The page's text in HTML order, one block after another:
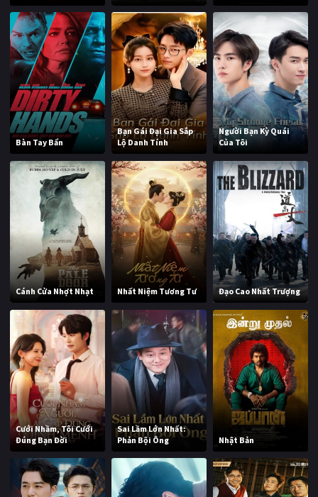
Bàn Tay Bẩn
Bạn Gái Đại Gia Sắp
Lộ Danh Tính
Người Bạn Kỳ Quái
Của Tôi
Cánh Cửa Nhợt Nhạt Nhất Niệm Tương Tư Đạo Cao Nhất Trượng
Cưới Nhầm, Tôi Cưới
Đúng Bạn Đời
Sai Lầm Lớn Nhất:
Phản Bội Ông
Nhật Bản